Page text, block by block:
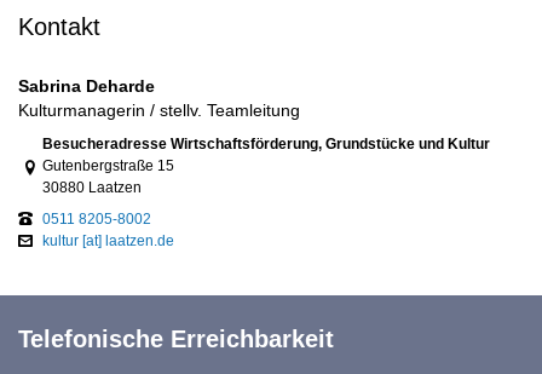
Kontakt
Sabrina Deharde
Kulturmanagerin / stellv. Teamleitung
Link zur Google-Maps Navigation
Besucheradresse Wirtschaftsförderung, Grundstücke und Kultur
Gutenbergstraße 15
30880 Laatzen
0511 8205-8002
kultur [at] laatzen.de
Telefonische Erreichbarkeit